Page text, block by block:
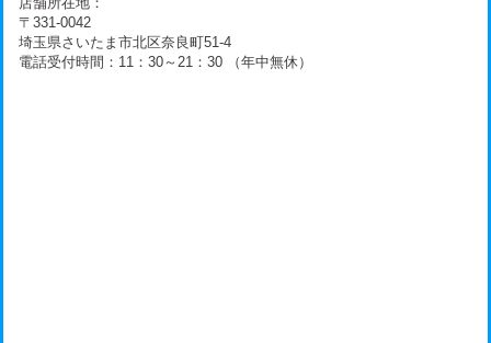
店舗所在地：
〒331-0042
埼玉県さいたま市北区奈良町51-4
電話受付時間：11：30～21：30 （年中無休）